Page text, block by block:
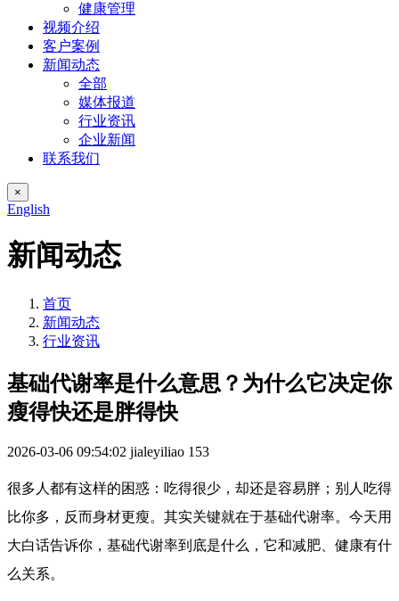
健康管理
视频介绍
客户案例
新闻动态
全部
媒体报道
行业资讯
企业新闻
联系我们
×
English
新闻动态
首页
新闻动态
行业资讯
基础代谢率是什么意思？为什么它决定你
瘦得快还是胖得快
2026-03-06 09:54:02 jialeyiliao 153
很多人都有这样的困惑：吃得很少，却还是容易胖；别人吃得
比你多，反而身材更瘦。其实关键就在于基础代谢率。今天用
大白话告诉你，基础代谢率到底是什么，它和减肥、健康有什
么关系。